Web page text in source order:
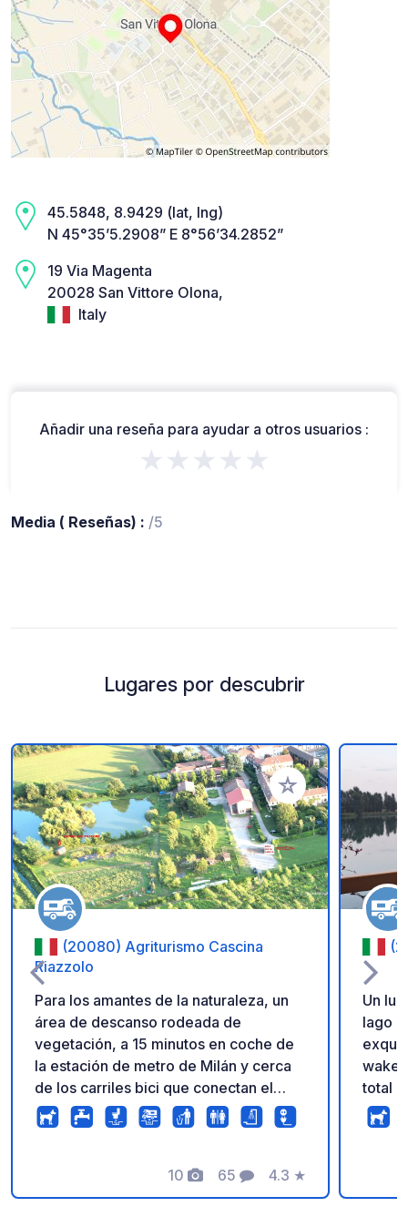
45.5848, 8.9429 (lat, lng)
N 45°35’5.2908” E 8°56’34.2852”
19 Via Magenta
20028 San Vittore Olona,
Italy
Añadir una reseña para ayudar a otros usuarios :
★★★★★
Media ( Reseñas) : /5
Lugares por descubrir
Añadir a tus
(20080) Agriturismo Cascina
Riazzolo
Para los amantes de la naturaleza, un
área de descanso rodeada de
vegetación, a 15 minutos en coche de
la estación de metro de Milán y cerca
de los carriles bici que conectan el
Naviglio Grande con el río Ticino, Milán
y Pavía. Desde el área de descanso,
centenarios bosques de Riazzolo y los
álamos de la finca, siguiendo tres
10
Fotos
65
Comentarios
4.3
Calificación
★
Un
lago
total a
de
único!